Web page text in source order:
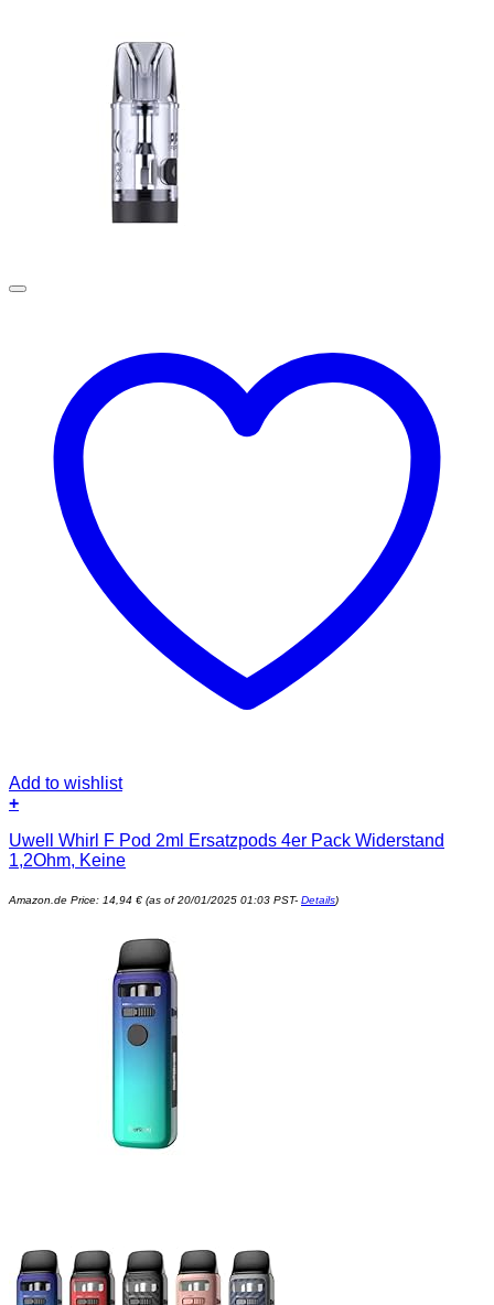
Add to wishlist
+
Uwell Whirl F Pod 2ml Ersatzpods 4er Pack Widerstand
1,2Ohm, Keine
Amazon.de Price: 14,94 € (as of 20/01/2025 01:03 PST- Details)